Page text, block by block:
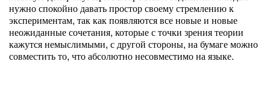
нужно спокойно давать простор своему стремлению к
экспериментам, так как появляются все новые и новые
неожиданные сочетания, которые с точки зрения теории
кажутся немыслимыми, с другой стороны, на бумаге можно
совместить то, что абсолютно несовместимо на языке.